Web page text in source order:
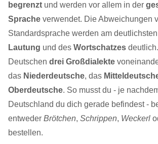
begrenzt und werden vor allem in der
Sprache verwendet. Die Abweichungen
Standardsprache werden am
Lautung und des Wortschatzes
Deutschen drei Großdialekte
das Niederdeutsche, das
Oberdeutsche. So musst du - je
Deutschland du dich gerade befindest -
entweder Brötchen, Schrippen, Weckerl
bestellen.